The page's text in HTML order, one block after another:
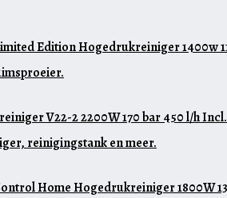
Edition Hogedrukreiniger 1400w
V22-2 2200W 170 bar 450 l/h Incl.
reinigingstank en meer.
Home Hogedrukreiniger 1800W